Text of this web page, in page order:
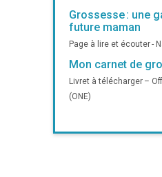
Grossesse : une
future maman
Page à lire et écouter -
Mon carnet de
Livret à télécharger –
(ONE)